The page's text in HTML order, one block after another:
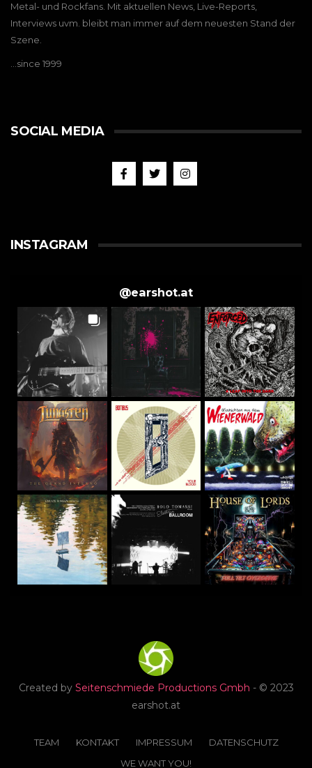
Metal- und Rockfans. Mit aktuellen News, Live-Reports,
Interviews uvm. bleibt man immer auf dem neuesten Stand der
Szene.
…since 1999
SOCIAL MEDIA
INSTAGRAM
@earshot.at
Created by Seitenschmiede Productions Gmbh - © 2023
earshot.at
TEAM KONTAKT IMPRESSUM
DATENSCHUTZ
WE WANT YOU!